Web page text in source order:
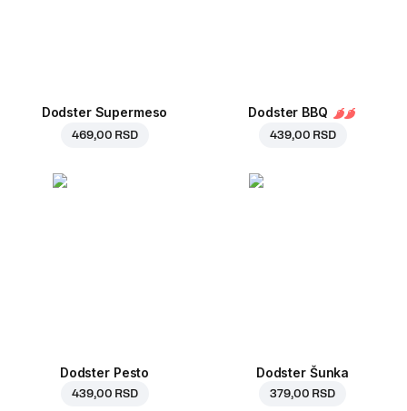
Dodster Supermeso
469,00 RSD
Dodster BBQ
439,00 RSD
Dodster Pesto
439,00 RSD
Dodster Šunka
379,00 RSD